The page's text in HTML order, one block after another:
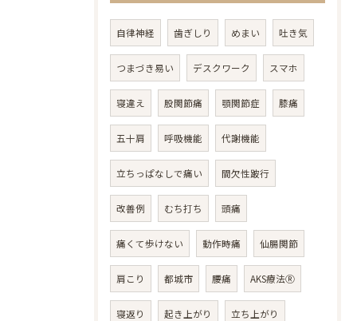
自律神経 歯ぎしり めまい 吐き気
つまづき易い デスクワーク スマホ
寝違え 股関節痛 顎関節症 膝痛
五十肩 呼吸機能 代謝機能
立ちっぱなしで痛い 間欠性跛行
改善例 むち打ち 頭痛
痛くて歩けない 動作時痛 仙腸関節
肩こり 都城市 腰痛 AKS療法Ⓡ
寝返り 起き上がり 立ち上がり